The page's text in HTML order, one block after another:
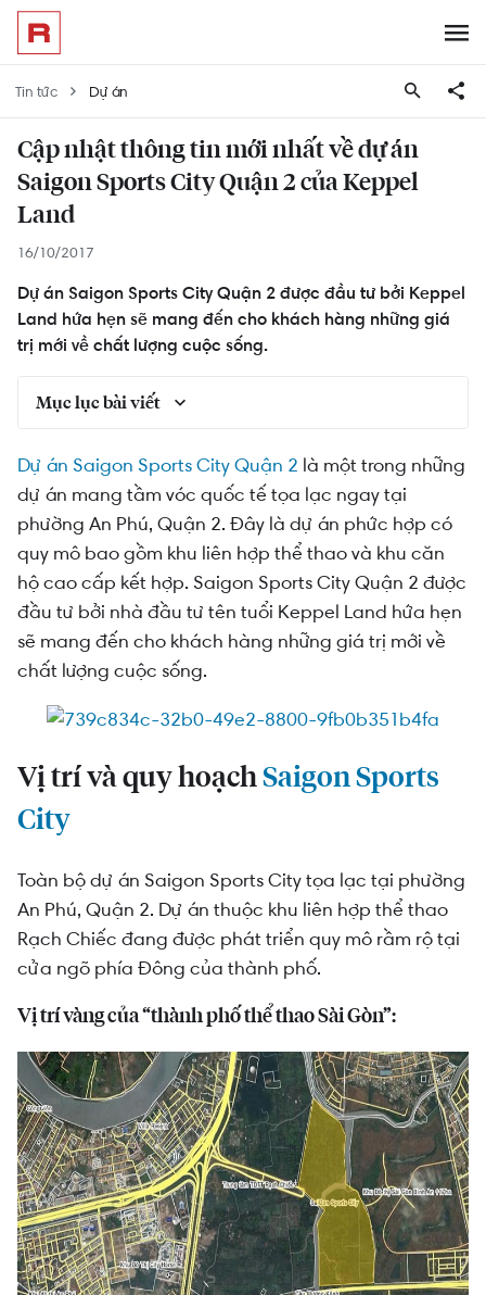
Tin tức Dự án
Cập nhật thông tin mới nhất về dự án
Saigon Sports City Quận 2 của Keppel
Land
16/10/2017
Dự án Saigon Sports City Quận 2 được đầu tư bởi Keppel
Land hứa hẹn sẽ mang đến cho khách hàng những giá
trị mới về chất lượng cuộc sống.
Mục lục bài viết
Ai là chủ đầu tư Saigon Sports City?
Khi nào khởi công và mở bán dự án Saigon
Sports City?
Dự án Saigon Sports City sẽ có những tiện ích
Mặt bằng căn hộ Saigon Sports City sẽ như thế
Dự án Saigon Sports City Quận 2 là một trong những
dự án mang tầm vóc quốc tế tọa lạc ngay tại
phường An Phú, Quận 2. Đây là dự án phức hợp có
quy mô bao gồm khu liên hợp thể thao và khu căn
hộ cao cấp kết hợp. Saigon Sports City Quận 2 được
đầu tư bởi nhà đầu tư tên tuổi Keppel Land hứa hẹn
sẽ mang đến cho khách hàng những giá trị mới về
chất lượng cuộc sống.
Vị trí và quy hoạchSaigon Sports
City
Toàn bộ dự án Saigon Sports City tọa lạc tại phường
An Phú, Quận 2. Dự án thuộc khu liên hợp thể thao
Rạch Chiếc đang được phát triển quy mô rầm rộ tại
cửa ngõ phía Đông của thành phố.
Vị trí vàng của “thành phố thể thao Sài Gòn”: